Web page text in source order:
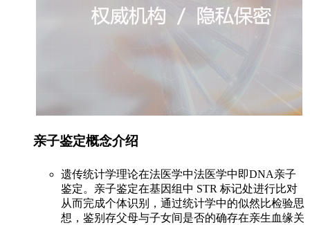
亲子鉴定概念介绍
遗传统计学理论在法医学中法医学中即DNA亲子
鉴定。亲子鉴定在基因组中 STR 标记处进行比对
从而完成个体识别，通过统计学中的似然比检验思
想，鉴别存父母与子女间是否的确存在亲生血缘关